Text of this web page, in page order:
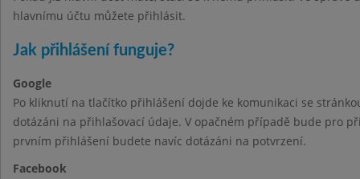
hlavnímu účtu můžete přihlásit.
Jak přihlášení funguje?
Google
Po kliknutí na tlačítko přihlášení dojde ke komunikaci se
dotázáni na přihlašovací údaje. V opačném případě bude pro
prvním přihlášení budete navíc dotázáni na potvrzení.
Facebook